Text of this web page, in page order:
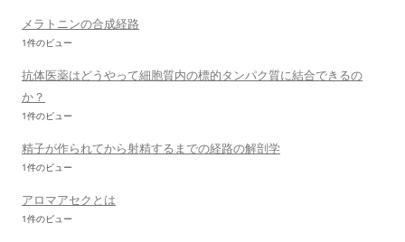
メラトニンの合成経路
1件のビュー
抗体医薬はどうやって細胞質内の標的タンパク質に結合できるの
か？
1件のビュー
精子が作られてから射精するまでの経路の解剖学
1件のビュー
アロマアセクとは
1件のビュー